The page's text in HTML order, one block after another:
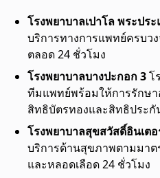
โรงพยาบาลเปาโล พระประ
บริการทางการแพทย์ครบว
ตลอด 24 ชั่วโมง
โรงพยาบาลบางปะกอก 3โ
ทีมแพทย์พร้อมให้การรักษา
สิทธิบัตรทองและสิทธิประกั
โรงพยาบาลสุขสวัสดิ์อินเต
บริการด้านสุขภาพตามมา
และหลอดเลือด 24 ชั่วโมง